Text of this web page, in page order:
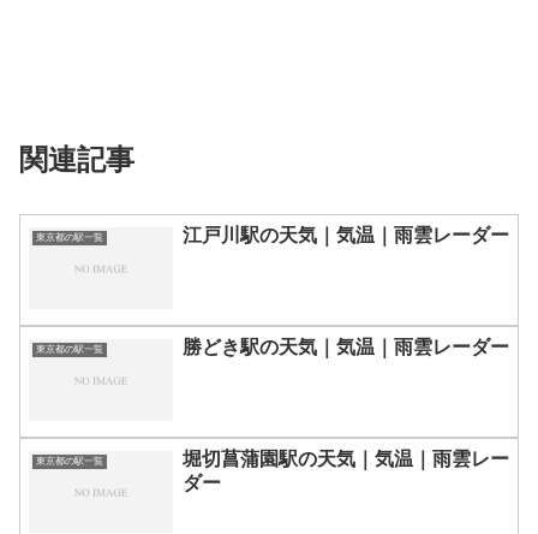
関連記事
東京都の駅一覧 江戸川駅の天気｜気温｜雨雲レーダー
東京都の駅一覧 勝どき駅の天気｜気温｜雨雲レーダー
東京都の駅一覧
堀切菖蒲園駅の天気｜気温｜雨雲レー
ダー